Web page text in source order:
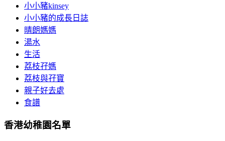
小小豬kinsey
小小豬的成長日誌
晴朗媽媽
湯水
生活
荔枝孖媽
荔枝與孖寶
親子好去處
食譜
香港幼稚園名單